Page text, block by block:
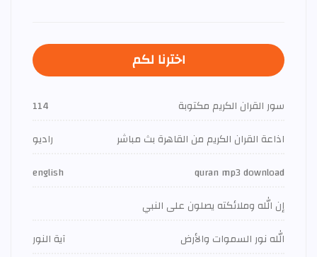
اخترنا لكم
سور القران الكريم مكتوبة
114
اذاعة القران الكريم من القاهرة بث مباشر
راديو
quran mp3 download
english
إن الله وملائكته يصلون على النبي
الله نور السموات والأرض
آية النور